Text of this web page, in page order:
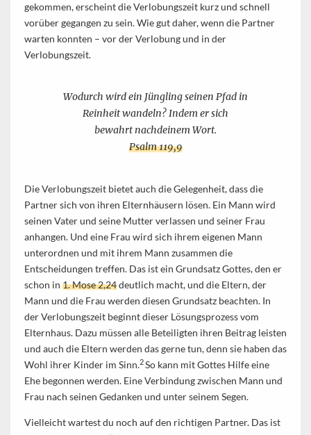
gekommen, erscheint die Verlobungszeit kurz und schnell
vorüber gegangen zu sein. Wie gut daher, wenn die Partner
warten konnten – vor der Verlobung und in der
Verlobungszeit.
Wodurch wirdein Jünglingseinen Pfad in
Reinheit wandeln?Indem er sich
bewahrt nachdeinem Wort.
Psalm 119,9
Die Verlobungszeit bietet auch die Gelegenheit, dass die
Partner sich von ihren Elternhäusern lösen. Ein Mann wird
seinen Vater und seine Mutter verlassen und seiner Frau
anhangen. Und eine Frau wird sich ihrem eigenen Mann
unterordnen und mit ihrem Mann zusammen die
Entscheidungen treffen. Das ist ein Grundsatz Gottes, den er
schon in 1. Mose 2,24deutlich macht, und die Eltern, der
Mann und die Frau werden diesen Grundsatz beachten. In
der Verlobungszeit beginnt dieser Lösungsprozess vom
Elternhaus. Dazu müssen alle Beteiligten ihren Beitrag leisten
und auch die Eltern werden das gerne tun, denn sie haben das
Wohl ihrer Kinder im Sinn.2So kann mit Gottes Hilfe eine
Ehe begonnen werden. Eine Verbindung zwischen Mann und
Frau nach seinen Gedanken und unter seinem Segen.
Vielleicht wartest du noch auf den richtigen Partner. Das ist